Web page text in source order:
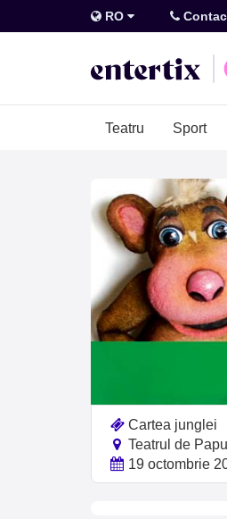
RO
Teatru Sport
Cartea junglei
Teatrul de
19 octombrie